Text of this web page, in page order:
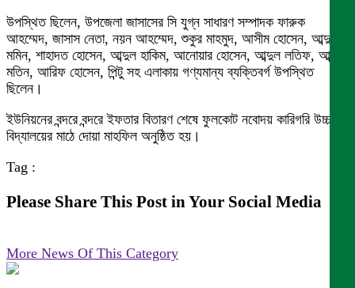
উপস্থিত ছিলেন, উপজেলা জাসাসের সি যুগ্ন সাধারণ সম্পাদক ফারুক
আহম্মেদ, জাসাস নেতা, নয়ন আহম্মেদ, শুকুর মাহমুদ, আসীম হোসেন, আব্দুল
মমিন, শাহাদত হোসেন, আব্দুল হাকিম, আনোয়ার হোসেন, আব্দুল লতিফ, আব্দুল
মতিন, আরিফ হোসেন, পিন্টু সহ এলাকায় গণ্যমান্য ব্যক্তিবর্গ উপস্থিত
ছিলেন।
ইউনিয়নের বন্দরে বন্দরে ইফতার বিতারণ শেষে ফুলকোট নবোদয় কারিগরি উচ্চ
বিদ্যালয়ের মাঠে দোয়া মাহফিল অনুষ্ঠিত হয়।
Tag :
Please Share This Post in Your Social Media
More News Of This Category